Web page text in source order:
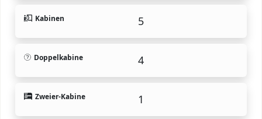
Kabinen 5
Doppelkabine 4
Zweier-Kabine 1